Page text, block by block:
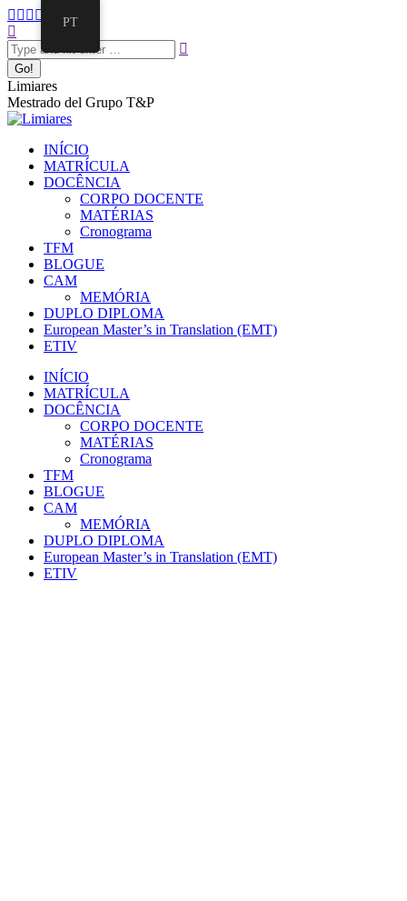
Limiares
Mestrado del Grupo T&P
INÍCIO
MATRÍCULA
DOCÊNCIA
CORPO DOCENTE
MATÉRIAS
Cronograma
TFM
BLOGUE
CAM
MEMÓRIA
DUPLO DIPLOMA
European Master’s in Translation (EMT)
ETIV
INÍCIO
MATRÍCULA
DOCÊNCIA
CORPO DOCENTE
MATÉRIAS
Cronograma
TFM
BLOGUE
CAM
MEMÓRIA
DUPLO DIPLOMA
European Master’s in Translation (EMT)
ETIV
PT